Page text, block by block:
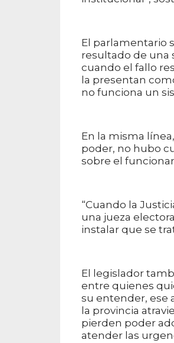
El parlamentario
resultado de una
cuando el fallo
la presentan
no funciona un
En la misma
poder, no hubo
sobre el
“Cuando la
una jueza
instalar que se
El legislador
entre quienes
su entender, ese
la provincia
pierden poder
atender las